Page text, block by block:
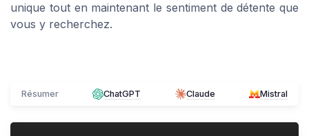
unique tout en maintenant le sentiment de détente que
vous y recherchez.
Résumer ChatGPT Claude Mistral